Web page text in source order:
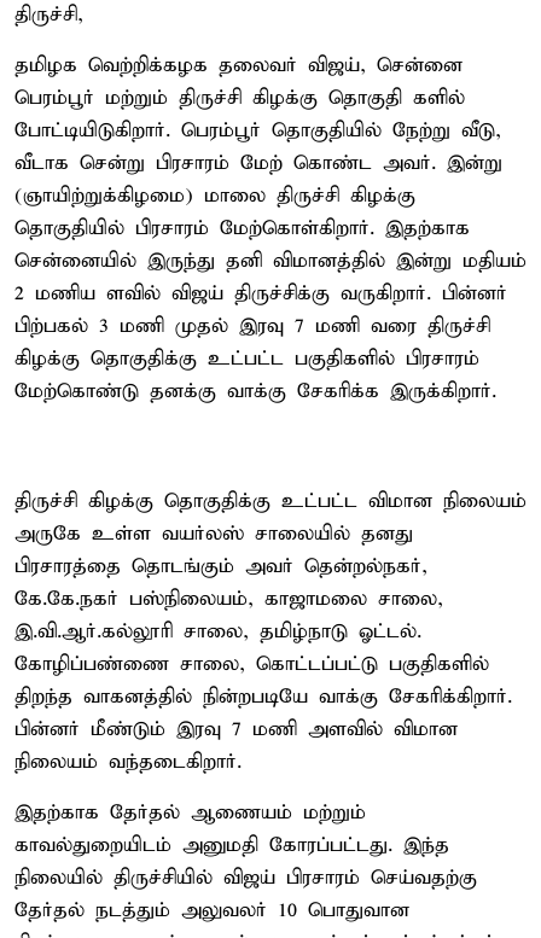
திருச்சி,
தமிழக வெற்றிக்கழக தலைவர் விஜய், சென்னை
பெரம்பூர் மற்றும் திருச்சி கிழக்கு தொகுதி களில்
போட்டியிடுகிறார். பெரம்பூர் தொகுதியில் நேற்று வீடு,
வீடாக சென்று பிரசாரம் மேற் கொண்ட அவர். இன்று
(ஞாயிற்றுக்கிழமை) மாலை திருச்சி கிழக்கு
தொகுதியில் பிரசாரம் மேற்கொள்கிறார். இதற்காக
சென்னையில் இருந்து தனி விமானத்தில் இன்று மதியம்
2 மணிய ளவில் விஜய் திருச்சிக்கு வருகிறார். பின்னர்
பிற்பகல் 3 மணி முதல் இரவு 7 மணி வரை திருச்சி
கிழக்கு தொகுதிக்கு உட்பட்ட பகுதிகளில் பிரசாரம்
மேற்கொண்டு தனக்கு வாக்கு சேகரிக்க இருக்கிறார்.
திருச்சி கிழக்கு தொகுதிக்கு உட்பட்ட விமான நிலையம்
அருகே உள்ள வயர்லஸ் சாலையில் தனது
பிரசாரத்தை தொடங்கும் அவர் தென்றல்நகர்,
கே.கே.நகர் பஸ்நிலையம், காஜாமலை சாலை,
இ.வி.ஆர்.கல்லூரி சாலை, தமிழ்நாடு ஓட்டல்.
கோழிப்பண்ணை சாலை, கொட்டப்பட்டு பகுதிகளில்
திறந்த வாகனத்தில் நின்றபடியே வாக்கு சேகரிக்கிறார்.
பின்னர் மீண்டும் இரவு 7 மணி அளவில் விமான
நிலையம் வந்தடைகிறார்.
இதற்காக தேர்தல் ஆணையம் மற்றும்
காவல்துறையிடம் அனுமதி கோரப்பட்டது. இந்த
நிலையில் திருச்சியில் விஜய் பிரசாரம் செய்வதற்கு
தேர்தல் நடத்தும் அலுவலர் 10 பொதுவான